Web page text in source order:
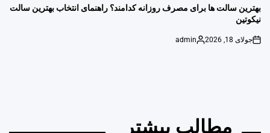
بهترین سالت ها برای مصرف روزانه کدامند؟ راهنمای انتخاب بهترین سالت
نیکوتین
on
جولای 18, 2026
Posted
admin
مطالب بیشتر